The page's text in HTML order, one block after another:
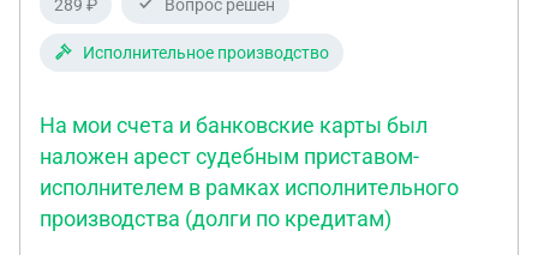
обеспечительных мерах в отношении 10 %
недвижимости должника которое уже арестовано
которому идут в.у. действия? С учетом, что
производства у разных по территориальности
судприставов. Либо какой нибудь еще вариант
т.к. более данной недвижимости с должника
289 ₽ Вопрос решен
Исполнительное производство
На мои счета и банковские карты был
наложен арест судебным приставом-
исполнителем в рамках исполнительного
производства (долги по кредитам)